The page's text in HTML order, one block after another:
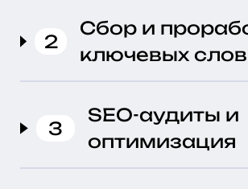
2
Сбор и
ключевых слов
3
SEO-аудиты и
оптимизация